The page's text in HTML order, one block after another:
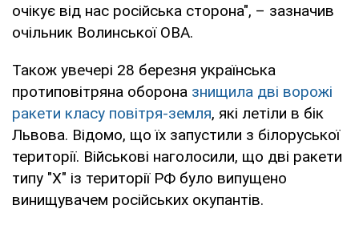
очікує від нас російська сторона", – зазначив
очільник Волинської ОВА.
Також увечері 28 березня українська
протиповітряна оборона знищила дві ворожі
ракети класу повітря-земля, які летіли в бік
Львова. Відомо, що їх запустили з білоруської
території. Військові наголосили, що дві ракети
типу "Х" із території РФ було випущено
винищувачем російських окупантів.